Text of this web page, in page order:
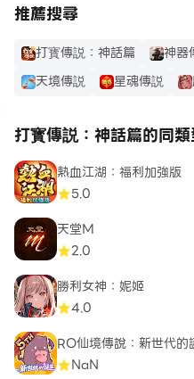
推薦搜尋
打寳傳説：神話篇 神器
天境傳説
星魂傳説
打寳傳説：神話篇的同
熱血江湖：福利加強版
5.0
天堂M
2.0
勝利女神：妮姬
4.0
RO仙境傳說：新世代的
NaN